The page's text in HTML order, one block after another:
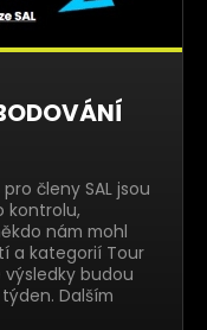
členy SAL jsou
kontrolu,
nám mohl
a kategorií Tour
výsledky budou
Dalším